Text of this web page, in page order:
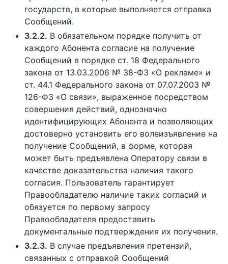
государств, в которые выполняется отправка
Сообщений.
3.2.2. В обязательном порядке получить от
каждого Абонента согласие на получение
Сообщений в порядке ст. 18 Федерального
закона от 13.03.2006 № 38-ФЗ «О рекламе» и
ст. 44.1 Федерального закона от 07.07.2003 №
126-ФЗ «О связи», выраженное посредством
совершения действий, однозначно
идентифицирующих Абонента и позволяющих
достоверно установить его волеизъявление на
получение Сообщений, в форме, которая
может быть предъявлена Оператору связи в
качестве доказательства наличия такого
согласия. Пользователь гарантирует
Правообладателю наличие таких согласий и
обязуется по первому запросу
Правообладателя предоставить
документальные подтверждения их получения.
3.2.3. В случае предъявления претензий,
связанных с отправкой Сообщений